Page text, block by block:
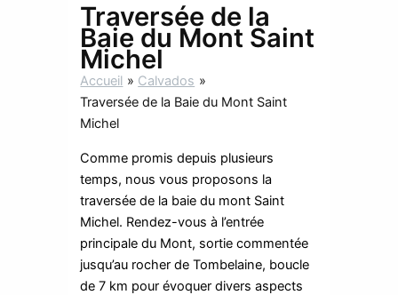
Traversée de la
Baie du Mont Saint
Michel
Accueil
Calvados
Traversée de la Baie du Mont Saint
Michel
Comme promis depuis plusieurs
temps, nous vous proposons la
traversée de la baie du mont Saint
Michel. Rendez-vous à l’entrée
principale du Mont, sortie commentée
jusqu’au rocher de Tombelaine, boucle
de 7 km pour évoquer divers aspects